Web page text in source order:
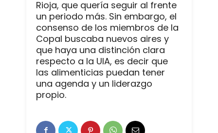
Rioja, que quería seguir al frente
un periodo más. Sin embargo, el
consenso de los miembros de la
Copal buscaba nuevos aires y
que haya una distinción clara
respecto a la UIA, es decir que
las alimenticias puedan tener
una agenda y un liderazgo
propio.